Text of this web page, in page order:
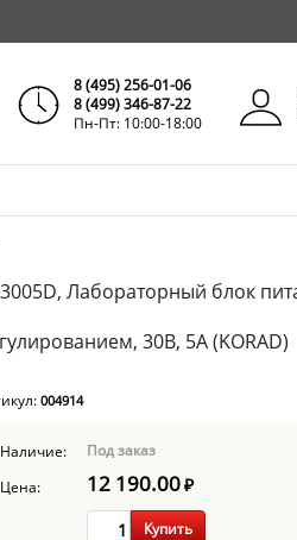
8 (495) 256-01-06
8 (499) 346-87-22
Пн-Пт: 10:00-18:00
Лабораторный блок
30В, 5А (KORAD)
004914
Наличие: Под заказ
Цена:
12 190.00₽
Купить